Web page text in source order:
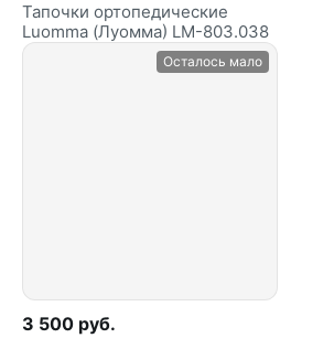
Тапочки ортопедические
Luomma (Луомма) LM-803.038
Осталось мало
3 500 руб.